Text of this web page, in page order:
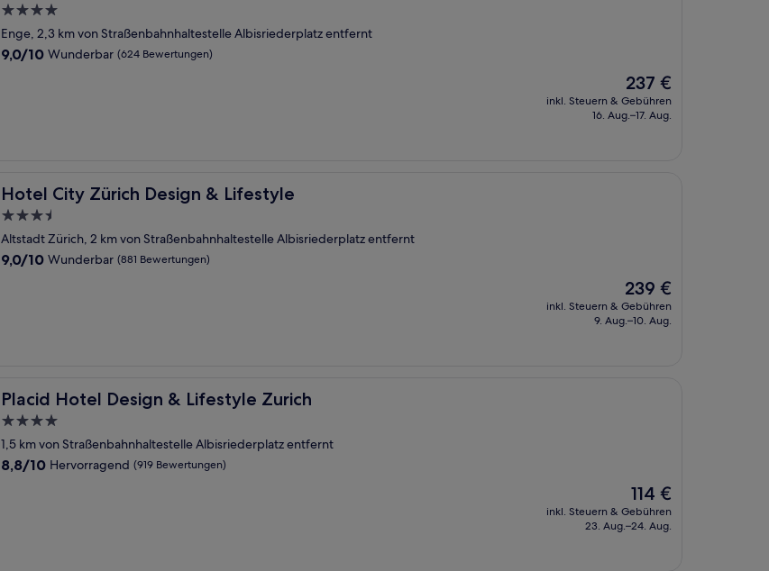
4.0-
Sterne-
Unterkunft
Enge, 2,3 km von Straßenbahnhaltestelle Albisriederplatz entfernt
9.0
9,0/10 Wunderbar (624 Bewertungen)
Der
Preis
beträgt
237 €
inkl. Steuern & Gebühren
16. Aug.–17. Aug.
Hotel City Zürich Design & Lifestyle
Hotel City Zürich Design & Lifestyle
3.5-
Sterne-
Unterkunft
Altstadt Zürich, 2 km von Straßenbahnhaltestelle Albisriederplatz entfernt
9.0
9,0/10 Wunderbar (881 Bewertungen)
Der
Preis
beträgt
239 €
inkl. Steuern & Gebühren
9. Aug.–10. Aug.
Placid Hotel Design & Lifestyle Zurich
Placid Hotel Design & Lifestyle Zurich
4.0-
Sterne-
Unterkunft
1,5 km von Straßenbahnhaltestelle Albisriederplatz entfernt
8.8
8,8/10 Hervorragend (919 Bewertungen)
Der
Preis
beträgt
114 €
inkl. Steuern & Gebühren
23. Aug.–24. Aug.